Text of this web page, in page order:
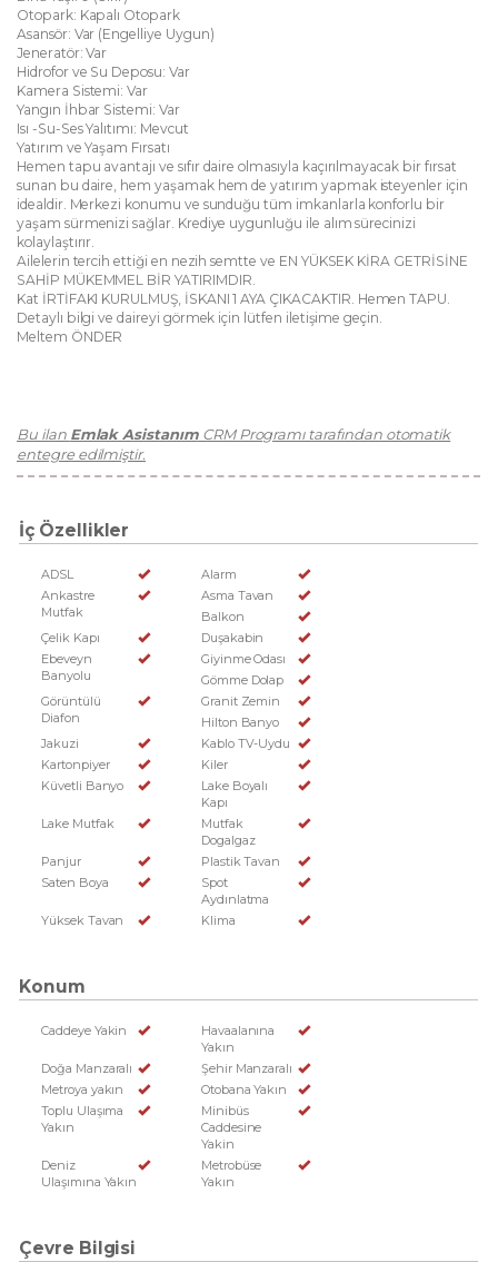
Otopark: Kapalı Otopark
Asansör: Var (Engelliye Uygun)
Jeneratör: Var
Hidrofor ve Su Deposu: Var
Kamera Sistemi: Var
Yangın İhbar Sistemi: Var
Isı -Su-Ses Yalıtımı: Mevcut
Yatırım ve Yaşam Fırsatı
Hemen tapu avantajı ve sıfır daire olmasıyla kaçırılmayacak bir fırsat
sunan bu daire, hem yaşamak hem de yatırım yapmak isteyenler için
idealdir. Merkezi konumu ve sunduğu tüm imkanlarla konforlu bir
yaşam sürmenizi sağlar. Krediye uygunluğu ile alım sürecinizi
kolaylaştırır.
Ailelerin tercih ettiği en nezih semtte ve EN YÜKSEK KİRA GETRİSİNE
SAHİP MÜKEMMEL BİR YATIRIMDIR.
Kat İRTİFAKI KURULMUŞ, İSKANI 1 AYA ÇIKACAKTIR. Hemen TAPU.
Detaylı bilgi ve daireyi görmek için lütfen iletişime geçin.
Meltem ÖNDER
Bu ilan Emlak AsistanımCRM Programı tarafından otomatik
entegre edilmiştir.
İç Özellikler
ADSL
Alarm
Ankastre
Mutfak
Asma Tavan
Balkon
Çelik Kapı
Duşakabin
Ebeveyn
Banyolu
Giyinme Odası
Gömme Dolap
Görüntülü
Diafon
Granit Zemin
Hilton Banyo
Jakuzi
Kablo TV-Uydu
Kartonpiyer
Kiler
Küvetli Banyo
Lake Boyalı
Kapı
Lake Mutfak
Mutfak
Dogalgaz
Panjur
Plastik Tavan
Saten Boya
Spot
Aydınlatma
Yüksek Tavan
Klima
Konum
Caddeye Yakin
Havaalanına
Yakın
Doğa Manzaralı
Şehir Manzaralı
Metroya yakın
Otobana Yakın
Toplu Ulaşıma
Yakın
Minibüs
Caddesine
Yakin
Deniz
Ulaşımına Yakın
Metrobüse
Yakın
Çevre Bilgisi